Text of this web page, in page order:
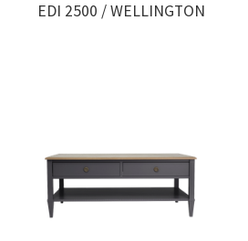
EDI 2500 / WELLINGTON